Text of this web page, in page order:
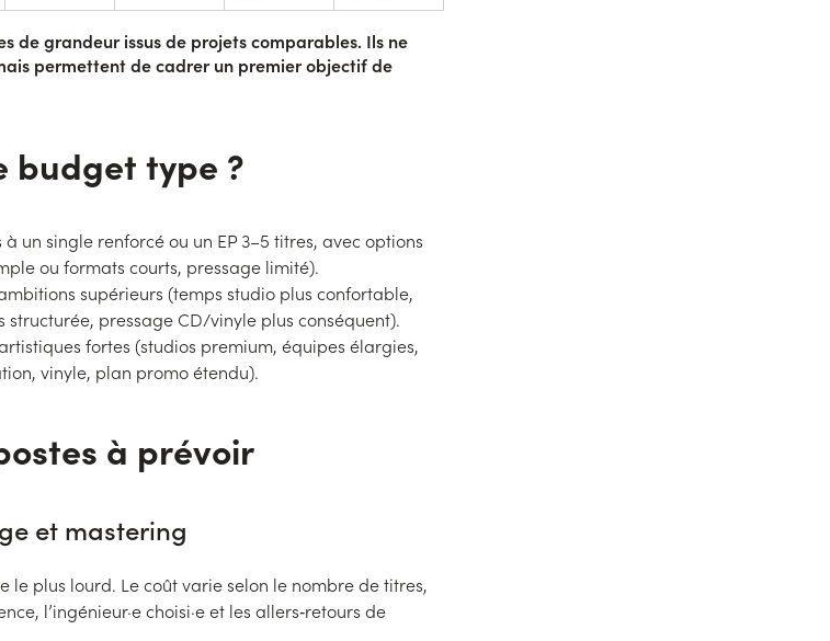
de grandeur issus de projets comparables. Ils ne
permettent de cadrer un premier objectif de
budget type ?
un single renforcé ou un EP 3–5 titres, avec options
ou formats courts, pressage limité).
supérieurs (temps studio plus confortable,
pressage CD/vinyle plus conséquent).
fortes (studios premium, équipes élargies,
vinyle, plan promo étendu).
à prévoir
et mastering
le plus lourd. Le coût varie selon le nombre de titres,
l’ingénieur·e choisi·e et les allers‑retours de